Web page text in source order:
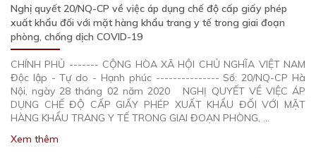
Nghị quyết 20/NQ-CP về việc áp dụng chế độ cấp giấy phép
xuất khẩu đối với mặt hàng khẩu trang y tế trong giai đoạn
phòng, chống dịch COVID-19
CHÍNH PHỦ ------- CỘNG HÒA XÃ HỘI CHỦ NGHĨA VIỆT NAM
Độc lập - Tự do - Hạnh phúc --------------- Số: 20/NQ-CP Hà
Nội, ngày 28 tháng 02 năm 2020 NGHỊ QUYẾT VỀ VIỆC ÁP
DỤNG CHẾ ĐỘ CẤP GIẤY PHÉP XUẤT KHẨU ĐỐI VỚI MẶT
HÀNG KHẨU TRANG Y TẾ TRONG GIAI ĐOẠN PHÒNG, …
Xem thêm